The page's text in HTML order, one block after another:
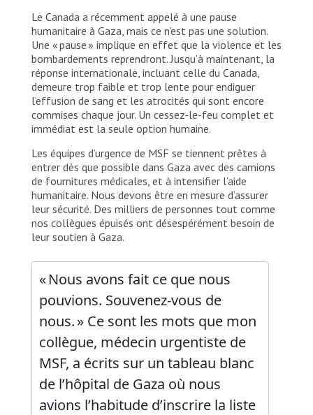
Le Canada a récemment appelé à une pause
humanitaire à Gaza, mais ce n’est pas une solution.
Une « pause » implique en effet que la violence et les
bombardements reprendront. Jusqu’à maintenant, la
réponse internationale, incluant celle du Canada,
demeure trop faible et trop lente pour endiguer
l’effusion de sang et les atrocités qui sont encore
commises chaque jour. Un cessez-le-feu complet et
immédiat est la seule option humaine.
Les équipes d’urgence de MSF se tiennent prêtes à
entrer dès que possible dans Gaza avec des camions
de fournitures médicales, et à intensifier l’aide
humanitaire. Nous devons être en mesure d’assurer
leur sécurité. Des milliers de personnes tout comme
nos collègues épuisés ont désespérément besoin de
leur soutien à Gaza.
« Nous avons fait ce que nous
pouvions. Souvenez-vous de
nous. » Ce sont les mots que mon
collègue, médecin urgentiste de
MSF, a écrits sur un tableau blanc
de l’hôpital de Gaza où nous
avions l’habitude d’inscrire la liste